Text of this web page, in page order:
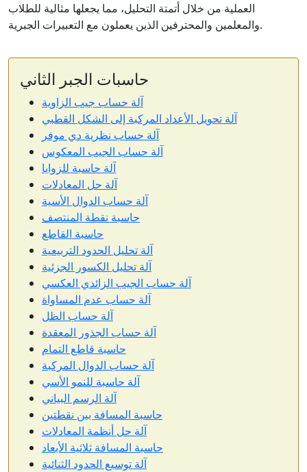
العملية من خلال أتمتة التحليل، مما يجعلها مثالية للطلاب
والمعلمين والمحترفين الذين يعملون مع التعبيرات الجبرية.
حاسبات الجبر الثاني
آلة حساب جيب الزاوية
آلة تحويل الأعداد المركبة إلى الشكل القطبي
آلة حساب نظرية دي موفر
آلة حساب الجيب المعكوس
آلة حاسبة للزوايا
آلة حل المعادلات
آلة حساب الدوال الأسية
حاسبة نقطة المنتصف
حاسبة القاطع
آلة تحليل الحدود التربيعية
آلة تحليل الكسور الجزئية
آلة حساب الجيب الزائدي العكسي
آلة حساب عدم المساواة
آلة حساب الظل
آلة حساب الجذور المعقدة
حاسبة قاطع التمام
آلة حساب الدوال المركبة
آلة حاسبة للنمو الأسي
آلة الرسم البياني
حاسبة المسافة بين نقطتين
آلة حل أنظمة المعادلات
حاسبة المسافة ثلاثية الأبعاد
آلة توسيع الحدود الثنائية